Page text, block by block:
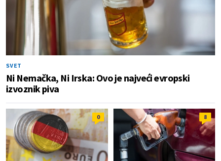
SVET
Ni Nemačka, Ni Irska: Ovo je najveći evropski
izvoznik piva
0 8